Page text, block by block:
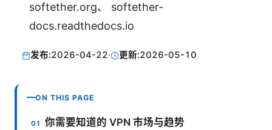
softether.org、 softether-
docs.readthedocs.io
发布:2026-04-22· 更新:2026-05-10
ON THIS PAGE
你需要知道的 VPN 市场与趋势